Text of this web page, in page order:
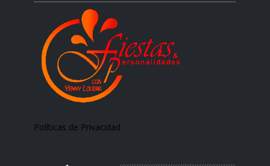
Políticas de Privacidad